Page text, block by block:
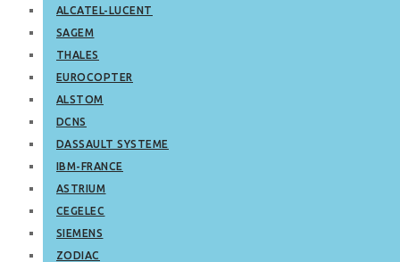
ALCATEL-LUCENT
SAGEM
THALES
EUROCOPTER
ALSTOM
DCNS
DASSAULT SYSTEME
IBM-FRANCE
ASTRIUM
CEGELEC
SIEMENS
ZODIAC